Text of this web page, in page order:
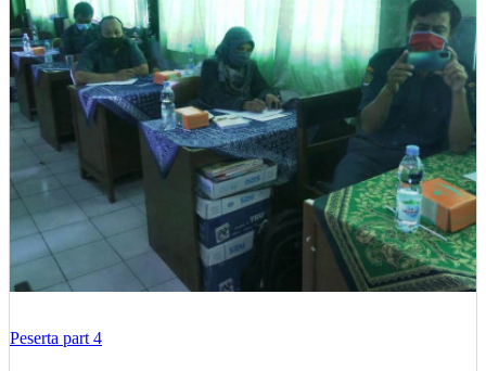
Peserta part 4